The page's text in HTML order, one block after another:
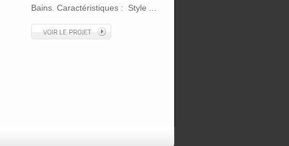
Bains. Caractéristiques : Style ...